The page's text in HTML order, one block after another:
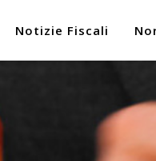
Notizie Fiscali